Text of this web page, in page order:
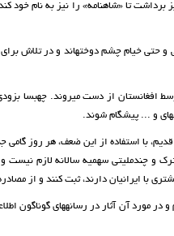
تا «شاهنامه» را نیز به نام خود
حتی خیام چشم دوخته­اند و در تلاش
افغانستان از دست می­روند. چه­بسا
و ... پیشگام شوند.
با استفاده از این ضعف، هر روز گامی
و چند­ملیتی سهمیه سالانه لازم
با ایرانیان دارند، ثبت کنند و از
مورد آن آثار در رسانه­های گوناگون